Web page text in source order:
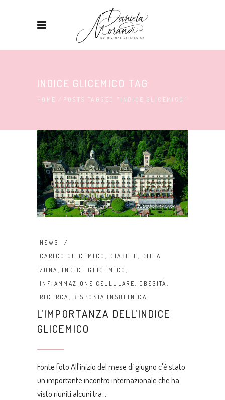
INDICE GLICEMICO TAG
HOME / POSTS TAGGED "INDICE GLICEMICO"
NEWS
CARICO GLICEMICO, DIABETE, DIETA
ZONA, INDICE GLICEMICO ,
INFIAMMAZIONE CELLULARE, OBESITÀ,
RICERCA, RISPOSTA INSULINICA
L’IMPORTANZA DELL’INDICE
GLICEMICO
Fonte foto All'inizio del mese di giugno c'è stato
un importante incontro internazionale che ha
visto riuniti alcuni tra